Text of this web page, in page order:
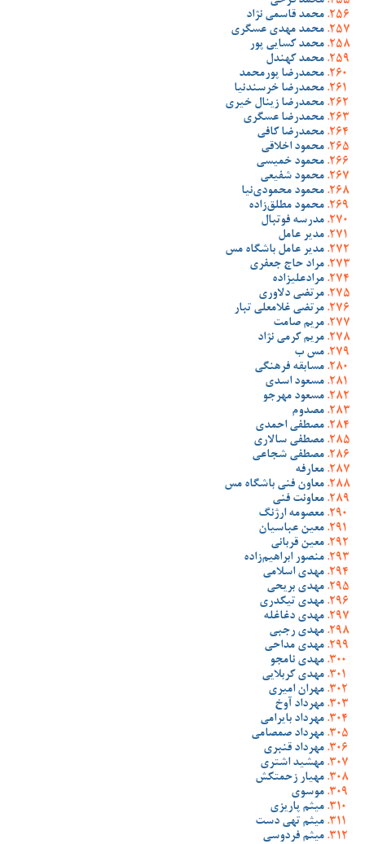
محمد قاسمی نژاد
محمد مهدی عسگری
محمد کسایی پور
محمد کهندل
محمدرضا پورمحمد
محمدرضا خرسندنیا
محمدرضا زینال خیری
محمدرضا عسگری
محمدرضا کافی
محمود اخلاقی
محمود خمیسی
محمود شفیعی
محمود محمودی‌نیا
محمود مطلق‌زاده
مدرسه فوتبال
مدیر عامل
مدیر عامل باشگاه مس
مراد حاج جعفری
مرادعلیزاده
مرتضی دلاوری
مرتضی غلامعلی تبار
مریم صامت
مریم کرمی نژاد
مس ب
مسابقه فرهنگی
مسعود اسدی
مسعود مهرجو
مصدوم
مصطفی احمدی
مصطفی سالاری
مصطفی شجاعی
معارفه
معاون فنی باشگاه مس
معاونت فنی
معصومه ارژنگ
معین عباسیان
معین قربانی
منصور ابراهیم‌زاده
مهدی اسلامی
مهدی بریحی
مهدی تیکدری
مهدی دغاغله
مهدی رجبی
مهدی مداحی
مهدی نامجو
مهدی کربلایی
مهران امیری
مهرداد آوخ
مهرداد بایرامی
مهرداد صمصامی
مهرداد قنبری
مهشید اشتری
مهیار زحمتکش
موسوی
میثم پاریزی
میثم تهی دست
میثم فردوسی